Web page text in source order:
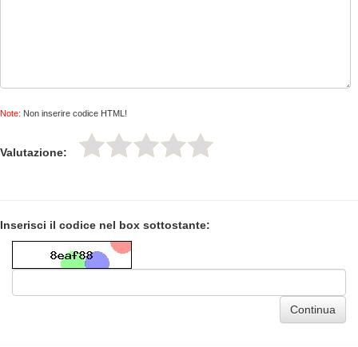
Note: Non inserire codice HTML!
Valutazione:
Inserisci il codice nel box sottostante:
Continua